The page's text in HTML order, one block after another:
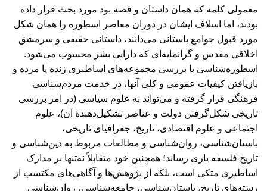
معمولی كلمه كه همان داستان و قصه بود مورد بحث قرار داده
بودند، اما اسلاف ايشان در دوران معاصر اسطوره را همان شكل
مورد قبول جوامع باستانی می‌دانند، داستانی حقيقی و سرمشق
اخلاقی مقدس و گرانمايه‌ای كه دارايی بشر محسوب می‌شود.
اسطوره‌شناسی با بررسی مجموعه‌های اساطيری زنده يا مرده و
بازيافتن كيفيات عمومی و كلی آنها، در خدمت مردم‌شناسی
فرهنگی قرار گرفته و می‌تواند به علوم سياسی (در امر بررسی
تاريخی شكل‌گرفتن دولت و عناصر تشكيل‌دهندۀ آن)، علوم
‌اجتماعی و علوم ‌اقتصادی، تاريخ، جغرافيای ‌تاريخی،
باستان‌شناسی، روان‌شناسی و مطالعات مربوط به دين‌شناسی و
تاريخ ‌فلسفه ياری رساند؛ همچنين خود متقابلاً نه‌تنها بر مدارک
اساطيری متكی است، بلكه از پژوهش‌ها و آگاهی‌های مكتسب از
رشته‌های تاريخ، باستان‌شناسی، جامعه‌شناسی، روان‌شناسی